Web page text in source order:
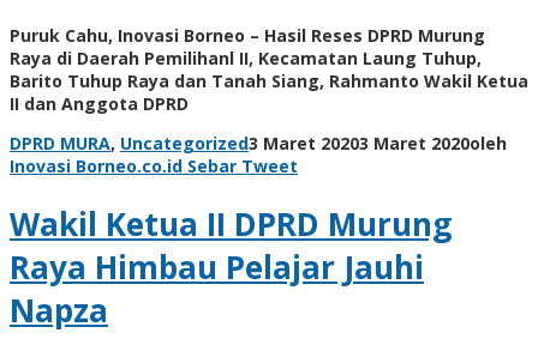
Puruk Cahu, Inovasi Borneo – Hasil Reses DPRD Murung
Raya di Daerah Pemilihanl II, Kecamatan Laung Tuhup,
Barito Tuhup Raya dan Tanah Siang, Rahmanto Wakil Ketua
II dan Anggota DPRD
DPRD MURA, Uncategorized3 Maret 20203 Maret 2020oleh
Inovasi Borneo.co.id Sebar Tweet
Wakil Ketua II DPRD Murung
Raya Himbau Pelajar Jauhi
Napza